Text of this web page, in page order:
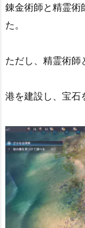
錬金術師と精霊術
た。
ただし、精霊術師
港を建設し、宝石